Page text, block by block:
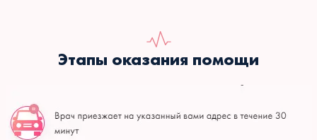
Этапы оказания помощи